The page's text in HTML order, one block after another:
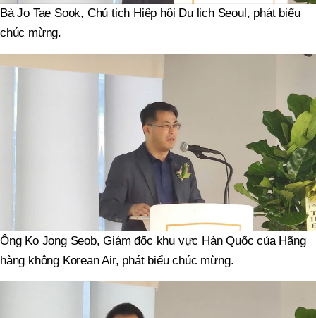
Bà Jo Tae Sook, Chủ tịch Hiệp hội Du lịch Seoul, phát biểu
chúc mừng.
Ông Ko Jong Seob, Giám đốc khu vực Hàn Quốc của Hãng
hàng không Korean Air, phát biểu chúc mừng.